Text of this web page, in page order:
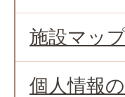
施設マッ
個人情報